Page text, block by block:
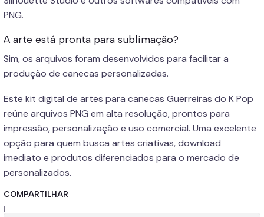
PNG.
A arte está pronta para sublimação?
Sim, os arquivos foram desenvolvidos para facilitar a
produção de canecas personalizadas.
Este kit digital de artes para canecas Guerreiras do K Pop
reúne arquivos PNG em alta resolução, prontos para
impressão, personalização e uso comercial. Uma excelente
opção para quem busca artes criativas, download
imediato e produtos diferenciados para o mercado de
personalizados.
COMPARTILHAR
|